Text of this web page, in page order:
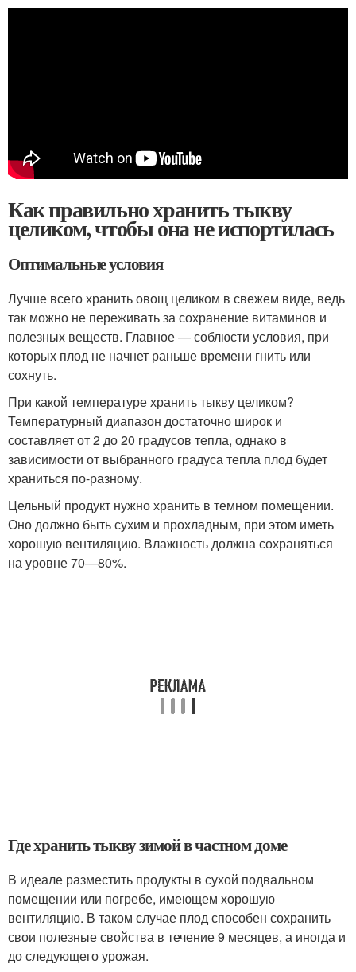
Как правильно хранить тыкву
целиком, чтобы она не испортилась
Оптимальные условия
Лучше всего хранить овощ целиком в свежем виде, ведь
так можно не переживать за сохранение витаминов и
полезных веществ. Главное — соблюсти условия, при
которых плод не начнет раньше времени гнить или
сохнуть.
При какой температуре хранить тыкву целиком?
Температурный диапазон достаточно широк и
составляет от 2 до 20 градусов тепла, однако в
зависимости от выбранного градуса тепла плод будет
храниться по-разному.
Цельный продукт нужно хранить в темном помещении.
Оно должно быть сухим и прохладным, при этом иметь
хорошую вентиляцию. Влажность должна сохраняться
на уровне 70—80%.
Где хранить тыкву зимой в частном доме
В идеале разместить продукты в сухой подвальном
помещении или погребе, имеющем хорошую
вентиляцию. В таком случае плод способен сохранить
свои полезные свойства в течение 9 месяцев, а иногда и
до следующего урожая.